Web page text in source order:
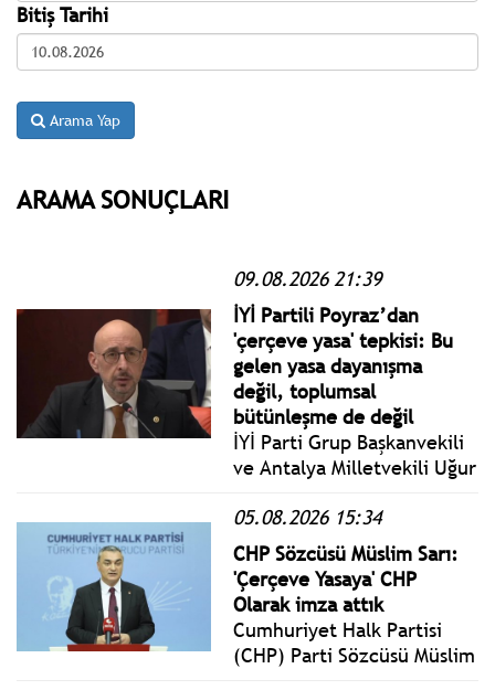
Bitiş Tarihi
Arama Yap
ARAMA SONUÇLARI
09.08.2026 21:39
İYİ Partili Poyraz’dan
'çerçeve yasa' tepkisi: Bu
gelen yasa dayanışma
değil, toplumsal
bütünleşme de değil
İYİ Parti Grup Başkanvekili
ve Antalya Milletvekili Uğur
adı altında yürütülen
sürecin KCK ve PKK terör
örgütü yöneticileri, üyeleri
ve kurucularına ilişkin bir
süreç olduğunu savundu.
05.08.2026 15:34
CHP Sözcüsü Müslim Sarı:
'Çerçeve Yasaya' CHP
Olarak imza attık
Cumhuriyet Halk Partisi
(CHP) Parti Sözcüsü Müslim